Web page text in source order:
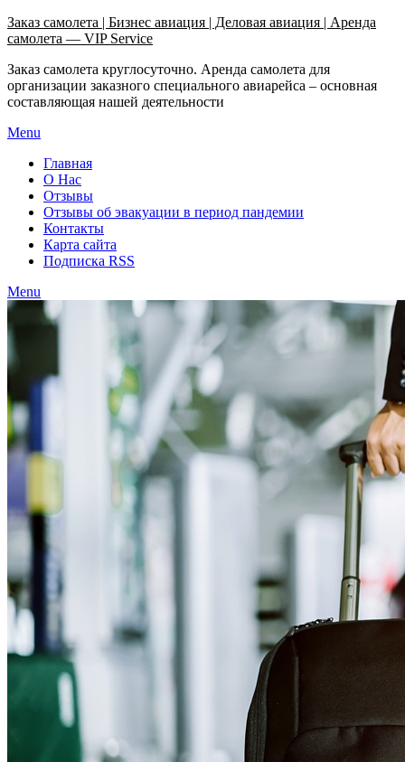
Заказ самолета | Бизнес авиация | Деловая авиация | Аренда
самолета — VIP Service
Заказ самолета круглосуточно. Аренда самолета для
организации заказного специального авиарейса – основная
составляющая нашей деятельности
Menu
Главная
О Нас
Отзывы
Отзывы об эвакуации в период пандемии
Контакты
Карта сайта
Подписка RSS
Menu